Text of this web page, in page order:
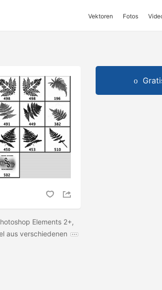
Vektoren Fotos
Elements 2+,
aus verschiedenen